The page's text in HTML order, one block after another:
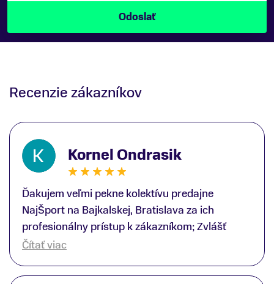
Recenzie zákazníkov
Kornel Ondrasik
Ďakujem veľmi pekne kolektívu predajne
NajŠport na Bajkalskej, Bratislava za ich
profesionálny prístup k zákazníkom; Zvlášť
ďakujem špecialistovi Martinovi Gunišovi za
lyžiarskej obuvi, ako aj prilby.. všetko značka
Čítať viac